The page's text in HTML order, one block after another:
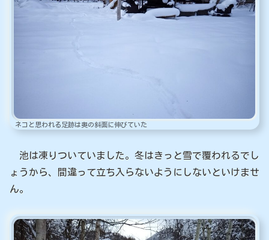
ネコと思われる足跡は奥の斜面に伸びていた
池は凍りついていました。冬はきっと雪で覆われるでし
ょうから、間違って立ち入らないようにしないといけませ
ん。